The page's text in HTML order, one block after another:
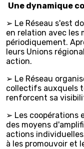
Une dynamique
➢ Le Réseau s'est
en relation avec les
périodiquement.
leurs Unions
action.
➢ Le Réseau
collectifs auxquels
renforcent sa
➢ Les coopérations
des moyens
actions
à les promouvoir et